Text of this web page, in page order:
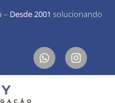
– Desde 2001 solucionando